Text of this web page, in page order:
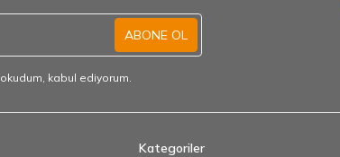
ABONE OL
, okudum, kabul ediyorum.
Kategoriler